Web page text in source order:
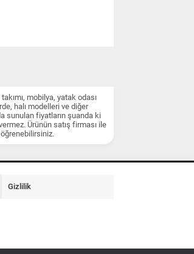
mobilya, yatak odası
halı modelleri ve diğer
sunulan fiyatların şuanda ki
Ürünün satış firması ile
Gizlilik